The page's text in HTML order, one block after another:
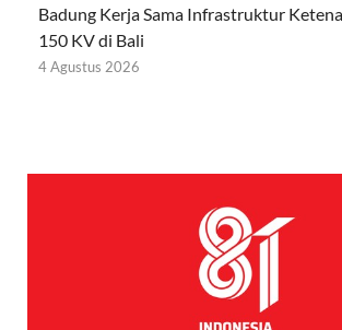
Badung Kerja Sama Infrastruktur
150 KV di Bali
4 Agustus 2026